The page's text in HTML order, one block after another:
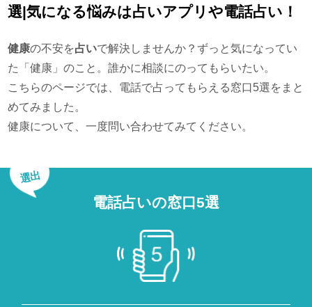
選|気になる悩みは占いアプリや電話占い！
健康の不安を占いで解決しませんか？ずっと気になってい
た「健康」のこと。誰かに相談にのってもらいたい。
こちらのページでは、電話で占ってもらえる窓口5選をまと
めてみました。
健康について、一度問い合わせてみてください。
選出
電話占いの窓口5選